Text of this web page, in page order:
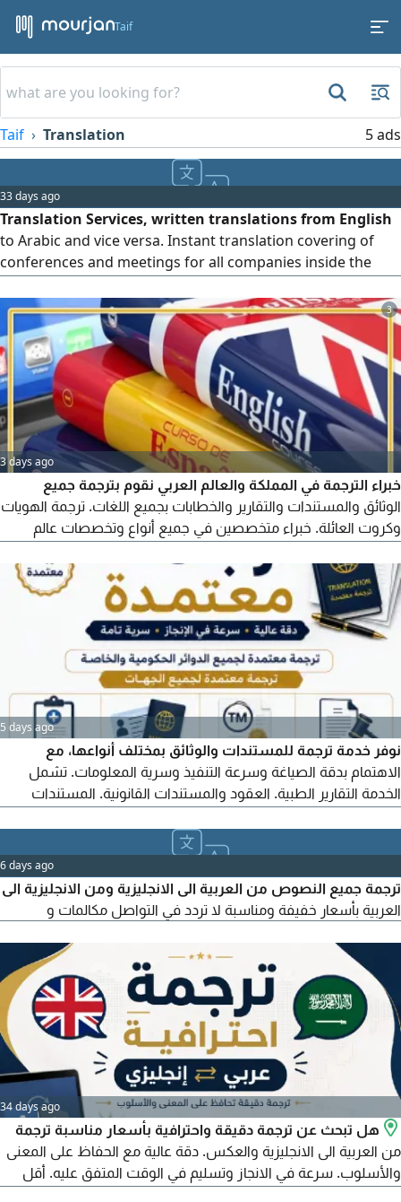
Taif
Taif Translation 5 ads
33 days ago
Translation Services, written translations from English
to Arabic and vice versa. Instant translation covering of
conferences and meetings for all companies inside the
kingdom of Saudi Arabia
3
3 days ago
خبراء الترجمة في المملكة والعالم العربي نقوم بترجمة جميع
الوثائق والمستندات والتقارير والخطابات بجميع اللغات. ترجمة الهويات
وكروت العائلة. خبراء متخصصين في جميع أنواع وتخصصات عالم
الترجمة. ترجمة سريعة فورية معتمدة كل اللغات
5 days ago
نوفر خدمة ترجمة للمستندات والوثائق بمختلف أنواعها، مع
الاهتمام بدقة الصياغة وسرعة التنفيذ وسرية المعلومات. تشمل
الخدمة التقارير الطبية. العقود والمستندات القانونية. المستندات
المحاسبية والمالية. الهوية والإقامة وجواز السفر. العلامات التجارية.
الكتب والمراجع. الأبحاث والرسائل الجامعية. المراسلات والمستندات
العامة. يتم تنفيذ العمل وفق المتطلبات المطلوبة، مع امكانية التسليم
الكتروانيا
6 days ago
ترجمة جميع النصوص من العربية الى الانجليزية ومن الانجليزية الى
العربية بأسعار خفيفة ومناسبة لا تردد في التواصل مكالمات و
34 days ago
هل تبحث عن ترجمة دقيقة واحترافية بأسعار مناسبة ترجمة
من العربية الى الانجليزية والعكس. دقة عالية مع الحفاظ على المعنى
والأسلوب. سرعة في الانجاز وتسليم في الوقت المتفق عليه. أقل